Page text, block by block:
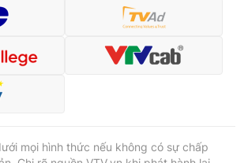
mọi hình thức nếu không có sự chấp